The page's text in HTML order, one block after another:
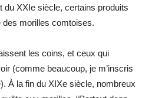
du XXIe siècle, certains produits
des morilles comtoises.
les coins, et ceux qui
(comme beaucoup, je m’inscris
À la fin du XIXe siècle, nombreux